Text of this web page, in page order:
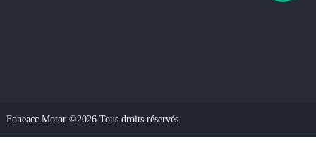
Foneacc Motor ©2026 Tous droits réservés.